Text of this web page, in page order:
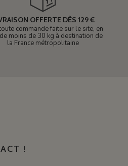
OFFERTE DÈS 129 €
commande faite sur le site, en
moins de 30 kg à destination de
la France métropolitaine
!